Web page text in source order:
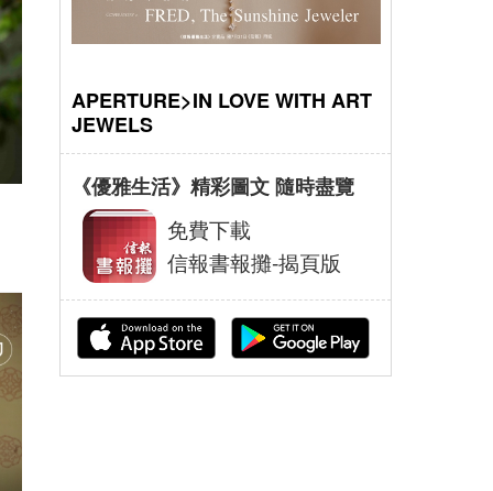
APERTURE>IN LOVE WITH ART
JEWELS
《優雅生活》精彩圖文 隨時盡覽
免費下載
信報書報攤-揭頁版